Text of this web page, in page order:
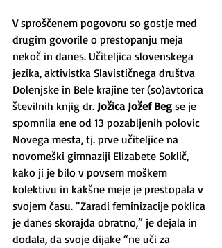
V sproščenem pogovoru so gostje med
drugim govorile o prestopanju meja
nekoč in danes. Učiteljica slovenskega
jezika, aktivistka Slavističnega društva
Dolenjske in Bele krajine ter (so)avtorica
številnih knjig dr. Jožica Jožef Beg se je
spomnila ene od 13 pozabljenih polovic
Novega mesta, tj. prve učiteljice na
novomeški gimnaziji Elizabete Soklič,
kako ji je bilo v povsem moškem
kolektivu in kakšne meje je prestopala v
svojem času. “Zaradi feminizacije poklica
je danes skorajda obratno,” je dejala in
dodala, da svoje dijake “ne uči za